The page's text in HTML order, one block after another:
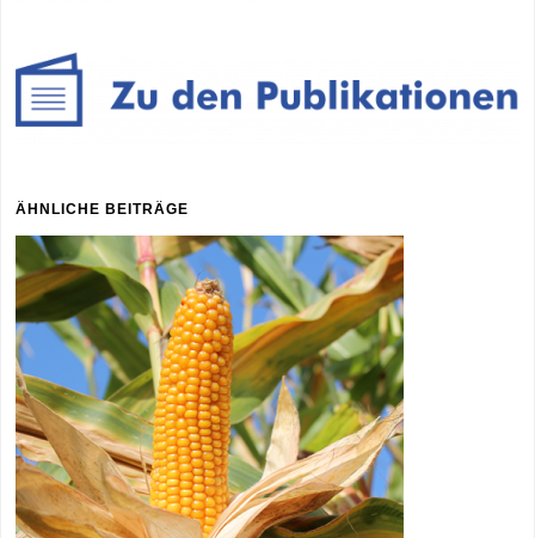
ÄHNLICHE BEITRÄGE